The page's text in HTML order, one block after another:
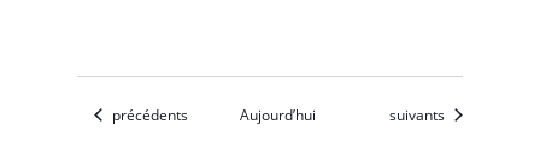
Évènements
précédents Aujourd’hui Évènements
suivants